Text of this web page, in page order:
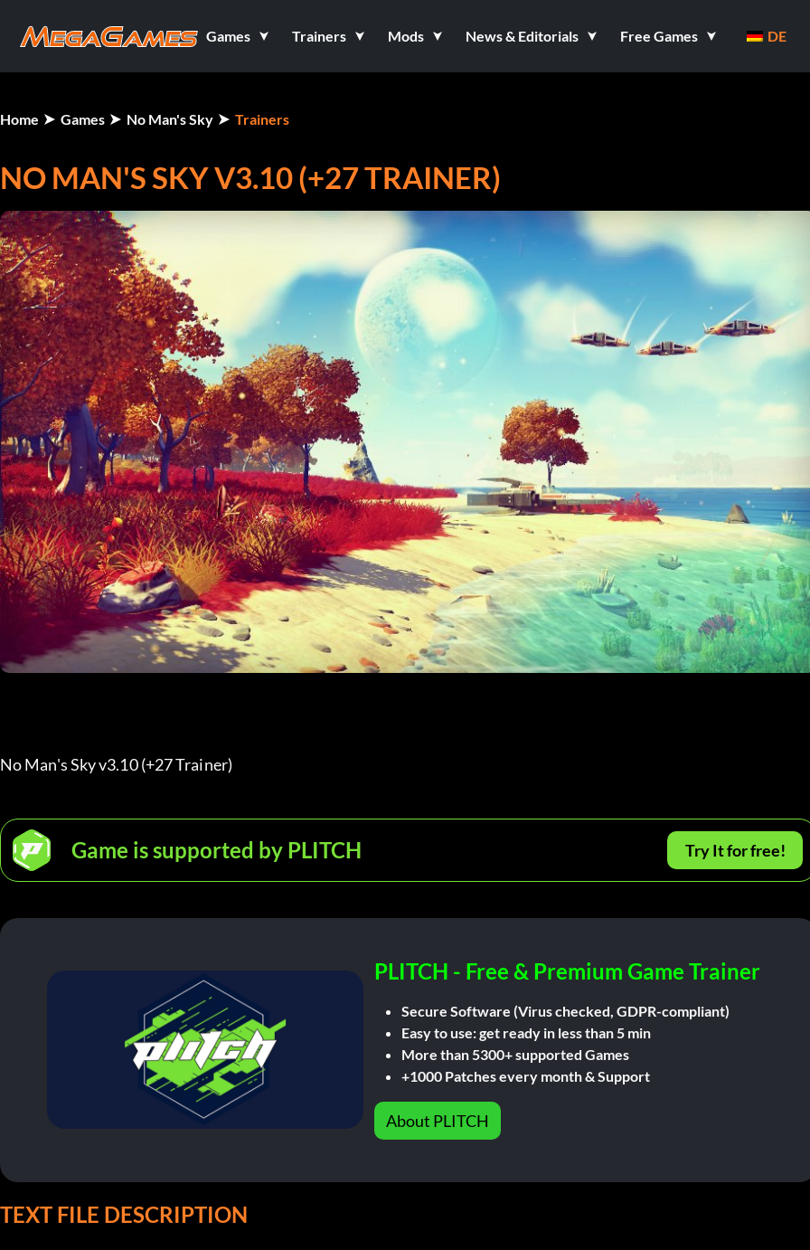
Games Trainers Mods News & Editorials Free Games DE
Home Games No Man's Sky Trainers
NO MAN'S SKY V3.10 (+27 TRAINER)
No Man's Sky v3.10 (+27 Trainer)
Game is supported by PLITCH Try It for free!
PLITCH - Free & Premium Game Trainer
Secure Software (Virus checked, GDPR-compliant)
Easy to use: get ready in less than 5 min
More than 5300+ supported Games
+1000 Patches every month & Support
About PLITCH
TEXT FILE DESCRIPTION